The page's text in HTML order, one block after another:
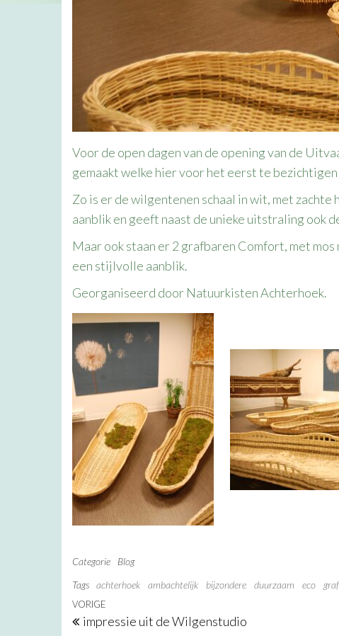
Voor de open dagen van de opening van de
gemaakt welke hier voor het eerst te
Zo is er de wilgentenen schaal in wit, met
aanblik en geeft naast de unieke uitstraling ook
Maar ook staan er 2 grafbaren Comfort, met
een stijlvolle aanblik.
Georganiseerd door Natuurkisten Achterhoek.
Categorie
Blog
Tags achterhoek ambachtelijk bijzondere duurzaam eco
Bericht navigatie
Vorig bericht
VORIGE
impressie uit de Wilgenstudio